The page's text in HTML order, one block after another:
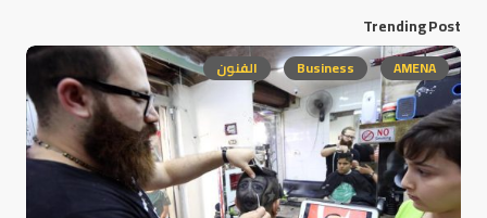
Trending Post
AMENA
Business الفنون